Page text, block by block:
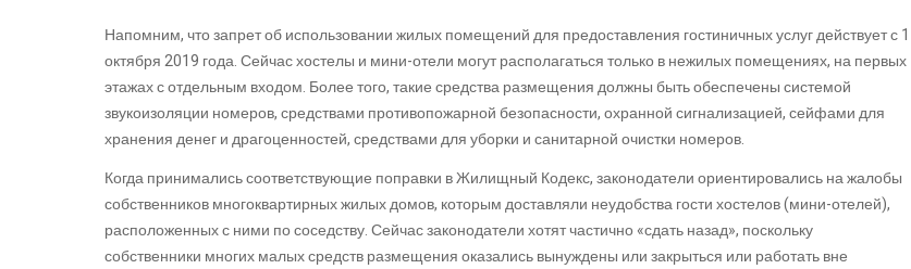
Напомним, что запрет об использовании жилых помещений для предоставления гостиничных услуг действует с 1
октября 2019 года. Сейчас хостелы и мини-отели могут располагаться только в нежилых помещениях, на первых
этажах с отдельным входом. Более того, такие средства размещения должны быть обеспечены системой
звукоизоляции номеров, средствами противопожарной безопасности, охранной сигнализацией, сейфами для
хранения денег и драгоценностей, средствами для уборки и санитарной очистки номеров.
Когда принимались соответствующие поправки в Жилищный Кодекс, законодатели ориентировались на жалобы
собственников многоквартирных жилых домов, которым доставляли неудобства гости хостелов (мини-отелей),
расположенных с ними по соседству. Сейчас законодатели хотят частично «сдать назад», поскольку
собственники многих малых средств размещения оказались вынуждены или закрыться или работать вне